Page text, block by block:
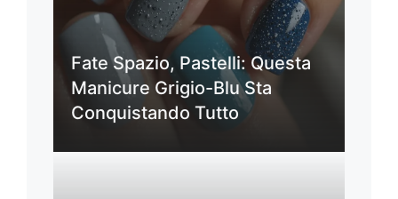
Fate Spazio, Pastelli: Questa
Manicure Grigio-Blu Sta
Conquistando Tutto